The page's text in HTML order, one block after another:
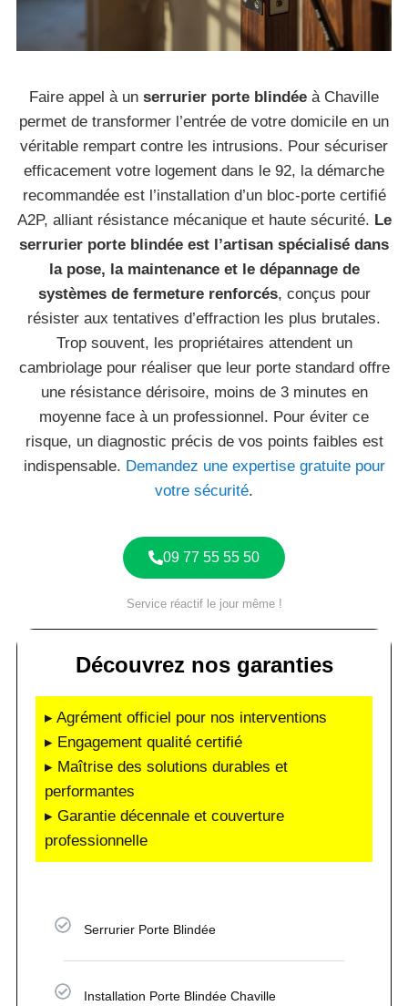
Faire appel à un serrurier porte blindée à Chaville
permet de transformer l’entrée de votre domicile en un
véritable rempart contre les intrusions. Pour sécuriser
efficacement votre logement dans le 92, la démarche
recommandée est l’installation d’un bloc-porte certifié
A2P, alliant résistance mécanique et haute sécurité. Le
serrurier porte blindée est l’artisan spécialisé dans
la pose, la maintenance et le dépannage de
systèmes de fermeture renforcés, conçus pour
résister aux tentatives d’effraction les plus brutales.
Trop souvent, les propriétaires attendent un
cambriolage pour réaliser que leur porte standard offre
une résistance dérisoire, moins de 3 minutes en
moyenne face à un professionnel. Pour éviter ce
risque, un diagnostic précis de vos points faibles est
indispensable. Demandez une expertise gratuite pour
votre sécurité.
09 77 55 55 50
Service réactif le jour même !
Découvrez nos garanties
▸ Agrément officiel pour nos interventions
▸ Engagement qualité certifié
▸ Maîtrise des solutions durables et
performantes
▸ Garantie décennale et couverture
professionnelle
Serrurier Porte Blindée
Installation Porte Blindée Chaville